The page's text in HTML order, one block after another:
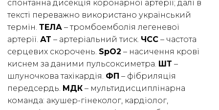
спонтанна дисекція коронарної артерії; далі в
тексті переважно використано український
термін. ТЕЛА – тромбоемболія легеневої
артерії. АТ – артеріальний тиск. ЧСС – частота
серцевих скорочень. SpO2 – насичення крові
киснем за даними пульсоксиметра. ШТ –
шлуночкова тахікардія. ФП – фібриляція
передсердь. МДК – мультидисциплінарна
команда: акушер-гінеколог, кардіолог,